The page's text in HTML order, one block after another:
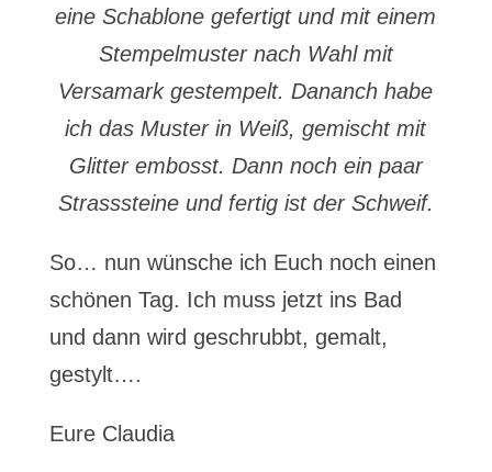
eine Schablone gefertigt und mit einem
Stempelmuster nach Wahl mit
Versamark gestempelt. Dananch habe
ich das Muster in Weiß, gemischt mit
Glitter embosst. Dann noch ein paar
Strasssteine und fertig ist der Schweif.
So… nun wünsche ich Euch noch einen
schönen Tag. Ich muss jetzt ins Bad
und dann wird geschrubbt, gemalt,
gestylt….
Eure Claudia